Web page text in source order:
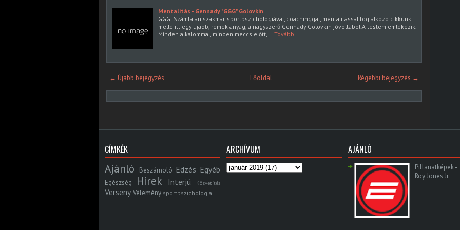
Mentalitás - Gennady "GGG" Golovkin
GGG! Számtalan szakmai, sportpszichológiával, coachinggal, mentalitással foglalkozó cikkünk
mellé itt egy újabb, remek anyag, a nagyszerű Gennady Golovkin jóvoltából!A testem emlékezik.
Minden alkalommal, minden meccs előtt, …
Tovább
← Újabb bejegyzés Régebbi bejegyzés →
Főoldal
CÍMKÉK
Ajánló Beszámoló Edzés Egyéb
Egészség Hírek Interjú Közvetítés
Verseny Vélemény sportpszichológia
ARCHÍVUM AJÁNLÓ
Pillanatképek -
Roy Jones Jr.